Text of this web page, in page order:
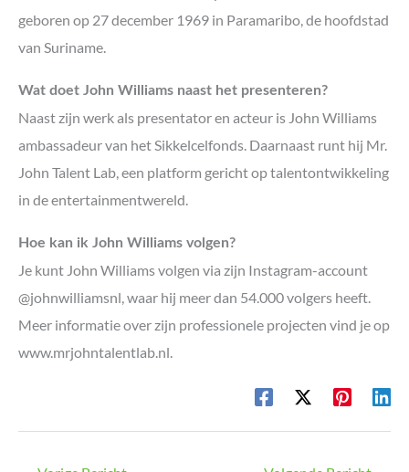
geboren op 27 december 1969 in Paramaribo, de hoofdstad
van Suriname.
Wat doet John Williams naast het presenteren?
Naast zijn werk als presentator en acteur is John Williams
ambassadeur van het Sikkelcelfonds. Daarnaast runt hij Mr.
John Talent Lab, een platform gericht op talentontwikkeling
in de entertainmentwereld.
Hoe kan ik John Williams volgen?
Je kunt John Williams volgen via zijn Instagram-account
@johnwilliamsnl, waar hij meer dan 54.000 volgers heeft.
Meer informatie over zijn professionele projecten vind je op
www.mrjohntalentlab.nl.